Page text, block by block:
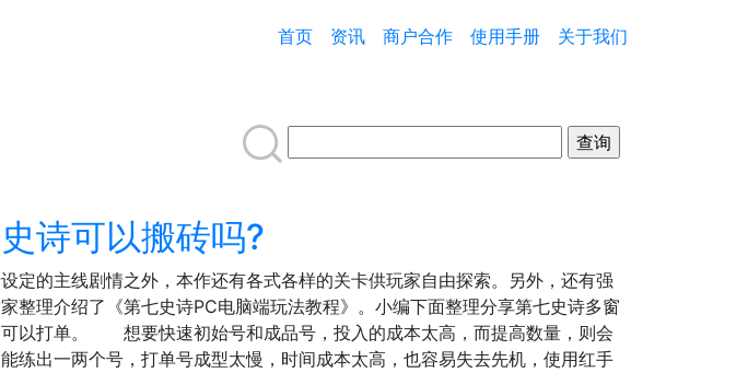
首页 资讯 商户合作 使用手册 关于我们
诗可以搬砖吗?
定的主线剧情之外，本作还有各式各样的关卡供玩家自由探索。另外，还有强
理介绍了《第七史诗PC电脑端玩法教程》。小编下面整理分享第七史诗多窗
打单。 想要快速初始号和成品号，投入的成本太高，而提高数量，则会
练出一两个号，打单号成型太慢，时间成本太高，也容易失去先机，使用红手